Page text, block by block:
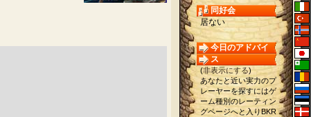
同好会
居ない
今日のアドバイ
ス
(非表示にする)
あなたと近い実力のプ
レーヤーを探すにはゲ
ーム種別のレーティン
グページへと入りBKR